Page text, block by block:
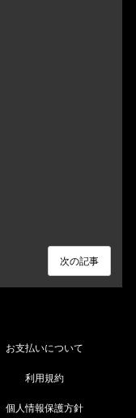
次の記事
お支払いについて
利用規約
個人情報保護方針